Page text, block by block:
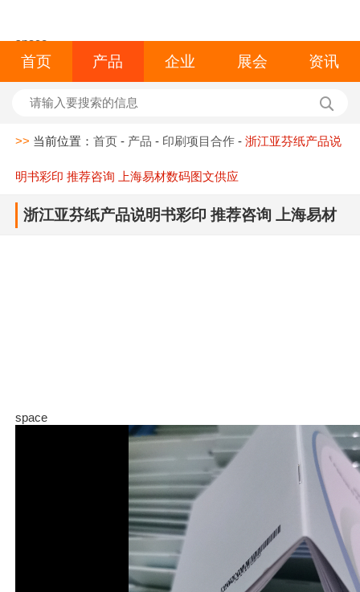
space
首页 产品 企业 展会 资讯
>> 当前位置：首页 - 产品 - 印刷项目合作 -浙江亚芬纸产品说
明书彩印 推荐咨询 上海易材数码图文供应
浙江亚芬纸产品说明书彩印 推荐咨询 上海易材
space